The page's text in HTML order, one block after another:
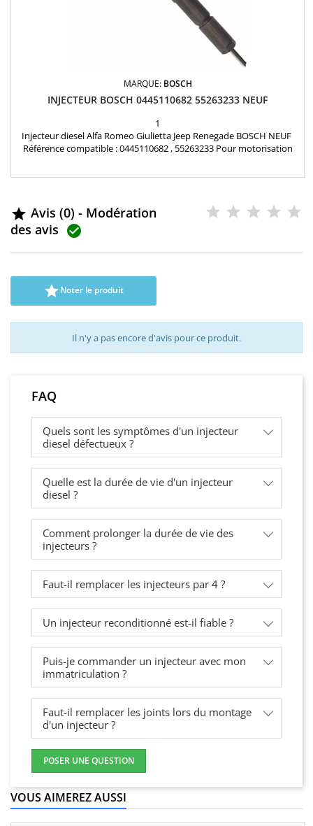
MARQUE: BOSCH
INJECTEUR BOSCH 0445110682 55263233 NEUF
1
Injecteur diesel Alfa Romeo Giulietta Jeep Renegade BOSCH NEUF
Référence compatible : 0445110682 , 55263233 Pour motorisation
 Avis (0) - Modération
des avis 
Noter le produit
Il n'y a pas encore d'avis pour ce produit.
FAQ
Quels sont les symptômes d'un injecteur
diesel défectueux ?
Quelle est la durée de vie d'un injecteur
diesel ?
Comment prolonger la durée de vie des
injecteurs ?
Faut-il remplacer les injecteurs par 4 ?
Un injecteur reconditionné est-il fiable ?
Puis-je commander un injecteur avec mon
immatriculation ?
Faut-il remplacer les joints lors du montage
d'un injecteur ?
POSER UNE QUESTION
VOUS AIMEREZ AUSSI